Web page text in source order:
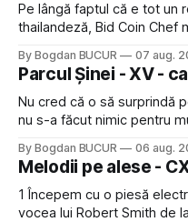
Pe lângă faptul că e tot un
thailandeză, Bid Coin Chef
lăsat rece la prima vedere,
îndrăgostesc
By Bogdan BUCUR 07 aug.
Parcul Șinei - XV -
Nu cred că o să surprindă
nu s-a făcut nimic pentru
timp pui și latră prin gard la
avut, în schimb, o belea
By Bogdan BUCUR 06 aug.
Melodii pe alese -
1 Începem cu o piesă
vocea lui Robert Smith de